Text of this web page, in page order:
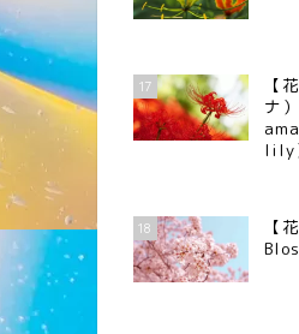
17
【
ナ
lily
18
【